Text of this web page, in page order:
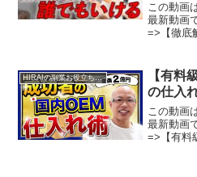
この動画
最新動画
=>【徹底
HIRAIの副業お役立ち講座
【有料
の仕入
この動画
最新動画
=>【有料